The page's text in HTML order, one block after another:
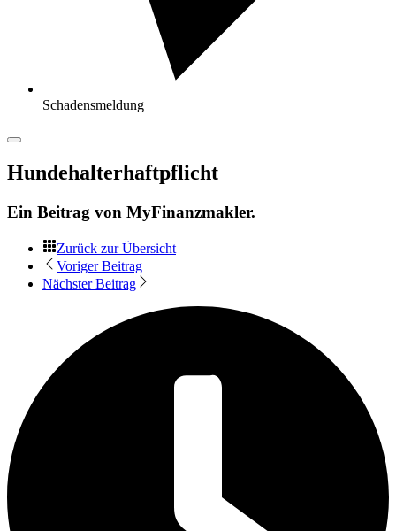
Schadensmeldung
Hundehalterhaftpflicht
Ein Beitrag von MyFinanzmakler.
Zurück zur Übersicht
Voriger Beitrag
Nächster Beitrag